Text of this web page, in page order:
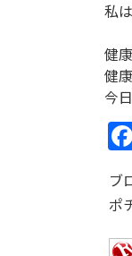
私
健
健
今
ブ
ポ